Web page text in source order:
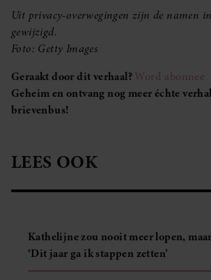
Uit privacy-overwegingen zijn de namen
gewijzigd.
Foto: Getty Images
Geraakt door dit verhaal?Word abonnee
Geheim en ontvang nog meer échte
brievenbus!
LEES OOK
Kathelijne zou nooit meer lopen,
‘Dit jaar ga ik stappen zetten’